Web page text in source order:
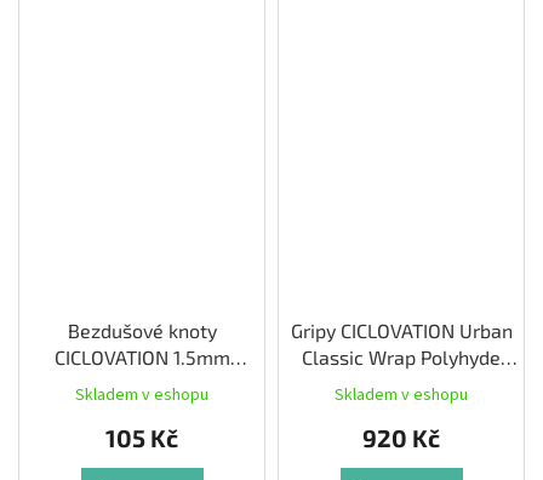
Bezdušové knoty
CICLOVATION 1.5mm
hnědá 10ks
Skladem v eshopu
105 Kč
Gripy CICLOVATION Urban
Classic Wrap Polyhyde
Supermesh
Skladem v eshopu
920 Kč